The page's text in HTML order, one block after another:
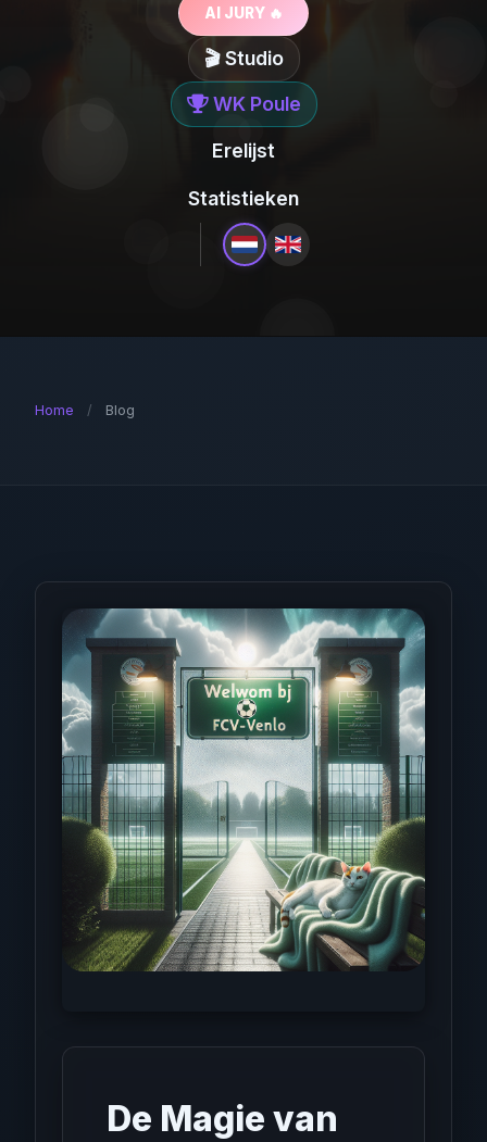
AI JURY 🔥
🎬 Studio
WK Poule
Erelijst
Statistieken
Home / Blog
De Magie van